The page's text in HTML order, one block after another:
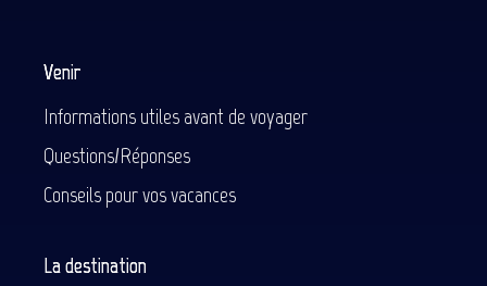
Venir
Informations utiles avant de voyager
Questions/Réponses
Conseils pour vos vacances
La destination